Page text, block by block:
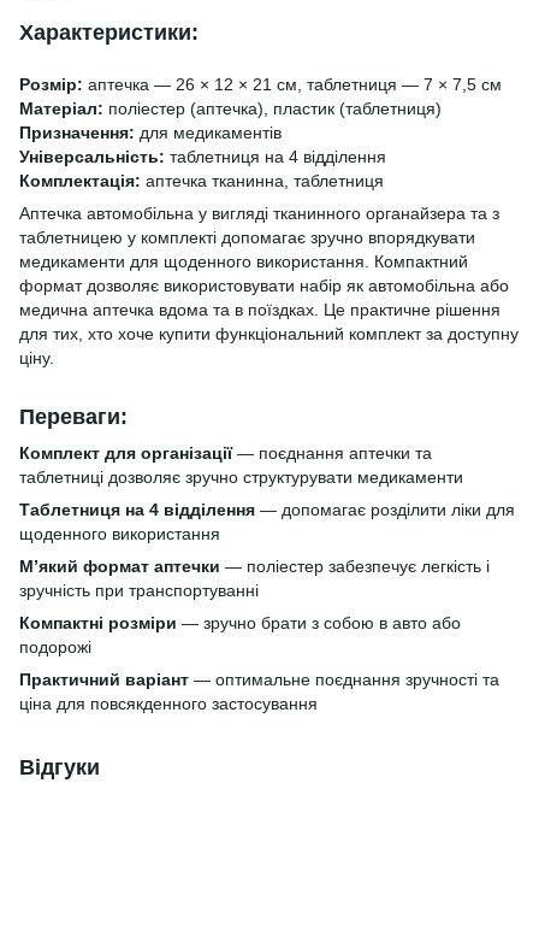
Характеристики:
Розмір: аптечка — 26 × 12 × 21 см, таблетниця — 7 × 7,5 см
Матеріал: поліестер (аптечка), пластик (таблетниця)
Призначення: для медикаментів
Універсальність: таблетниця на 4 відділення
Комплектація: аптечка тканинна, таблетниця
Аптечка автомобільна у вигляді тканинного органайзера та з
таблетницею у комплекті допомагає зручно впорядкувати
медикаменти для щоденного використання. Компактний
формат дозволяє використовувати набір як автомобільна або
медична аптечка вдома та в поїздках. Це практичне рішення
для тих, хто хоче купити функціональний комплект за доступну
ціну.
Переваги:
Комплект для організації— поєднання аптечки та
таблетниці дозволяє зручно структурувати медикаменти
Таблетниця на 4 відділення — допомагає розділити ліки для
щоденного використання
М’який формат аптечки — поліестер забезпечує легкість і
зручність при транспортуванні
Компактні розміри — зручно брати з собою в авто або
подорожі
Практичний варіант — оптимальне поєднання зручності та
ціна для повсякденного застосування
Відгуки